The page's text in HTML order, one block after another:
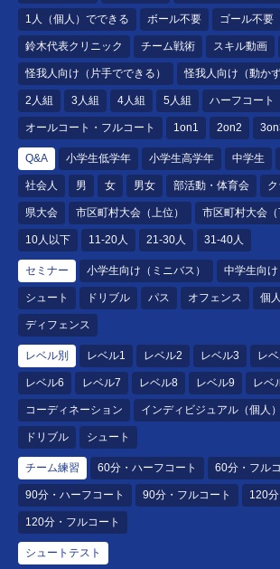
1人（個人）でできる ボール不要 ゴール不要
鈴木代表クリニック チーム戦術 スキル動画
怪我人向け（片手でできる） 怪我人向け（動か
2人組 3人組 4人組 5人組 ハーフコート
オールコート・フルコート 1on1 2on2
Q&A 小学生低学年 小学生高学年 中学生
社会人 男 女 男女 部活動・体育会
県大会 市区町村大会（上位） 市区町村大会（
10人以下 11-20人 21-30人 31-40人
セミナー 小学生向け（ミニバス） 中学生向け
シュート ドリブル パス オフェンス 個
ディフェンス
レベル別 レベル1 レベル2 レベル3 レ
レベル6 レベル7 レベル8 レベル9 レベ
コーディネーション インディビジュアル（個人）
ドリブル シュート
チーム練習 60分・ハーフコート 60分・フル
90分・ハーフコート 90分・フルコート 120
120分・フルコート
シュートテスト